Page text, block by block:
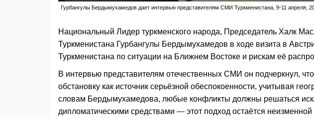
Гурбангулы Бердымухамедов дает интервью представителям СМИ Туркменистана, 9-11 апреля,
Национальный Лидер туркменского народа, Председатель Халк
Туркменистана Гурбангулы Бердымухамедов в ходе визита в
Туркменистана по ситуации на Ближнем Востоке и рискам её
В интервью представителям отечественных СМИ он подчеркнул,
обстановку как источник серьёзной обеспокоенности, учитывая
словам Бердымухамедова, любые конфликты должны решаться
дипломатическими средствами — этот подход остаётся